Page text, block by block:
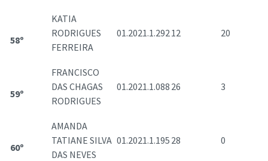
58º
KATIA
RODRIGUES
FERREIRA
01.2021.1.29212 20
59º
FRANCISCO
DAS CHAGAS
RODRIGUES
01.2021.1.088 26 3
60º
AMANDA
TATIANE SILVA
DAS NEVES
01.2021.1.195 28 0